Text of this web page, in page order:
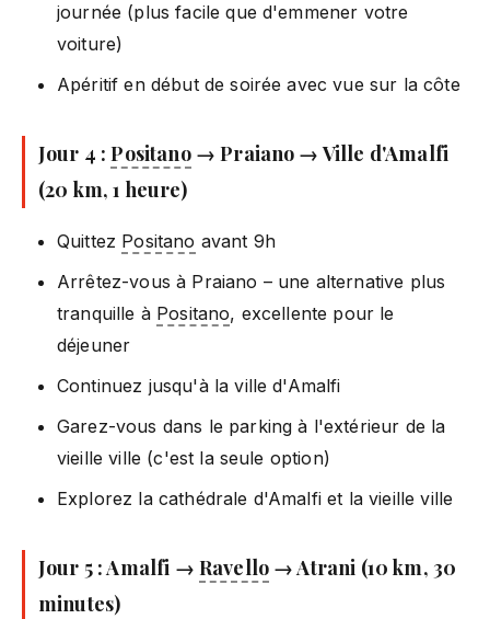
journée (plus facile que d'emmener votre
voiture)
Apéritif en début de soirée avec vue sur la côte
Jour 4 :Positano→ Praiano → Ville d'Amalfi
(20 km, 1 heure)
Quittez Positano avant 9h
Arrêtez-vous à Praiano – une alternative plus
tranquille à Positano, excellente pour le
déjeuner
Continuez jusqu'à la ville d'Amalfi
Garez-vous dans le parking à l'extérieur de la
vieille ville (c'est la seule option)
Explorez la cathédrale d'Amalfi et la vieille ville
Jour 5 : Amalfi → Ravello → Atrani (10 km, 30
minutes)